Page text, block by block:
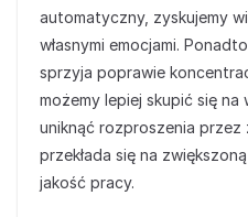
automatyczny, zyskujemy
własnymi emocjami. Ponadto,
sprzyja poprawie
możemy lepiej skupić się
uniknąć rozproszenia
przekłada się na
jakość pracy.